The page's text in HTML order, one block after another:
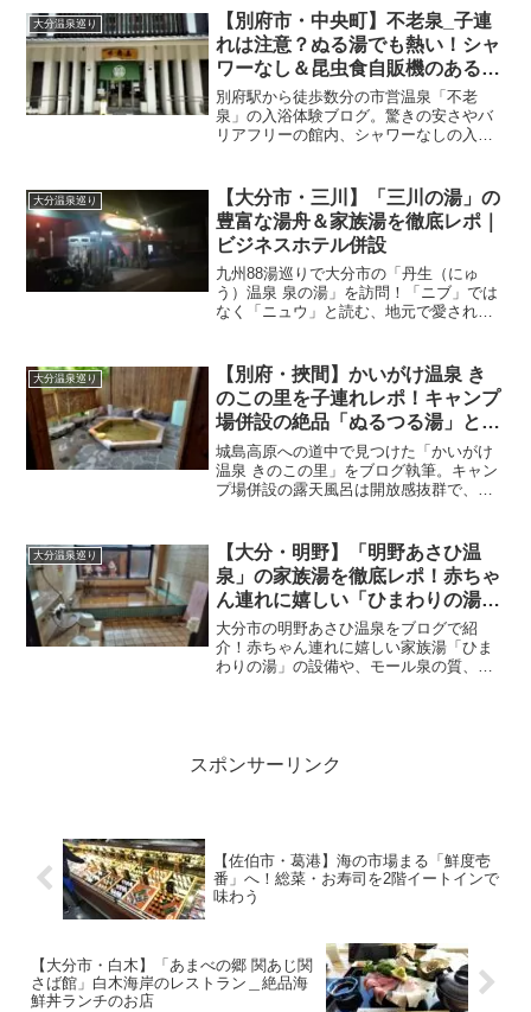
など子連れで行く際の注意点までリアル
に解説します。
大分温泉巡り
【別府市・中央町】不老泉_子連
れは注意？ぬる湯でも熱い！シャ
ワーなし＆昆虫食自販機のある市
営温泉レポ
別府駅から徒歩数分の市営温泉「不老
泉」の入浴体験ブログ。驚きの安さやバ
リアフリーの館内、シャワーなしの入浴
敷地内にある噂の「昆虫食自動販売機」
のラインナップも紹介します。
大分温泉巡り
【大分市・三川】「三川の湯」の
豊富な湯舟＆家族湯を徹底レポ｜
ビジネスホテル併設
九州88湯巡りで大分市の「丹生（にゅ
う）温泉 泉の湯」を訪問！「ニブ」では
なく「ニュウ」と読む、地元で愛される
など子連れで行く際の注意点までリアル
に解説します。
大分温泉巡り
【別府・挾間】かいがけ温泉 き
のこの里を子連れレポ！キャンプ
場併設の絶品「ぬるつる湯」とど
んぐり拾い
城島高原への道中で見つけた「かいがけ
温泉 きのこの里」をブログ執筆。キャン
プ場併設の露天風呂は開放感抜群で、お
狙い目時間、周辺の遊び場情報まで詳し
く紹介します。
大分温泉巡り
【大分・明野】「明野あさひ温
泉」の家族湯を徹底レポ！赤ちゃ
ん連れに嬉しい「ひまわりの湯」
とモール泉の魅力
大分市の明野あさひ温泉をブログで紹
介！赤ちゃん連れに嬉しい家族湯「ひま
わりの湯」の設備や、モール泉の質、湯
スポンサーリンク
【佐伯市・葛港】海の市場まる「鮮度壱
番」へ！総菜・お寿司を2階イートインで
味わう
【大分市・白木】「あまべの郷 関あじ関
さば館」白木海岸のレストラン＿絶品海
鮮丼ランチのお店